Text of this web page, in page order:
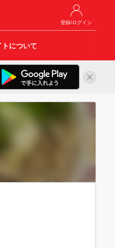
登録/ログイン
トについて